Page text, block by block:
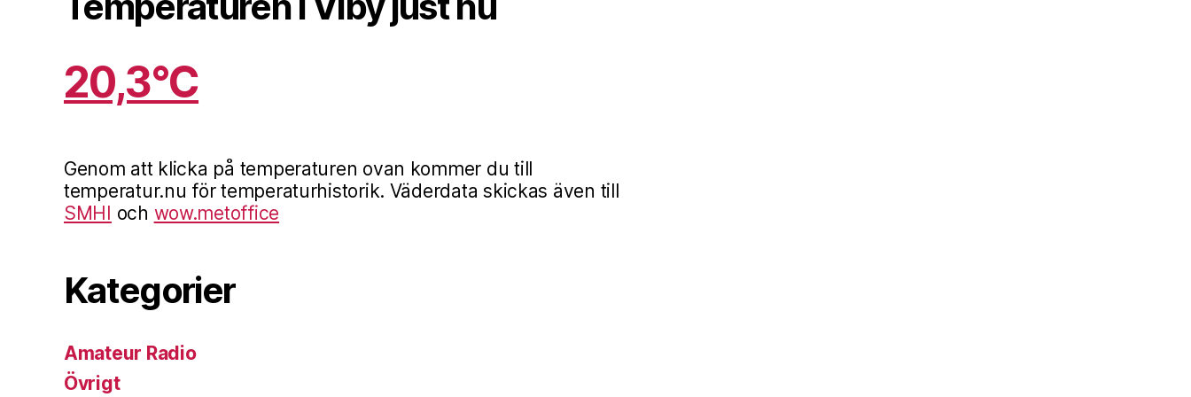
20,3°C
Genom att klicka på temperaturen ovan kommer du till
temperatur.nu för temperaturhistorik. Väderdata skickas även till
SMHI och wow.metoffice
Kategorier
Amateur Radio
Övrigt